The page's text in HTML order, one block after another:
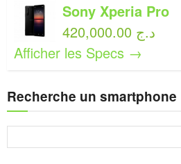
Sony Xperia Pro
420,000.00 د.ج
Afficher les Specs →
Recherche un smartphone